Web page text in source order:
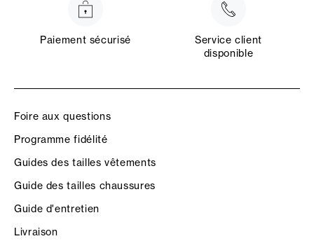
Paiement sécurisé
Service client
disponible
Foire aux questions
Programme fidélité
Guides des tailles vêtements
Guide des tailles chaussures
Guide d'entretien
Livraison